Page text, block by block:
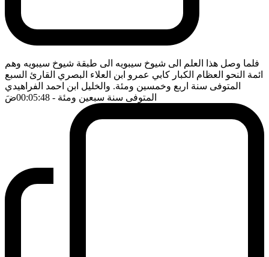
فلما وصل هذا العلم الى شيوخ سيبويه الى طبقة شيوخ سيبويه وهم
ائمة النحو العظام الكبار كابي عمرو ابن العلاء البصري القارئ السبع
المتوفى سنة اربع وخمسين ومئة. والخليل ابن احمد الفراهيدي
المتوفى سنة سبعين ومئة - 00:05:48 ضَ